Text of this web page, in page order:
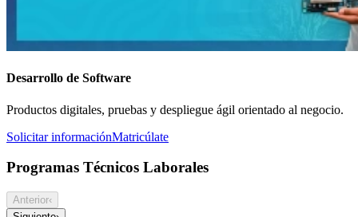
Desarrollo de Software
Productos digitales, pruebas y despliegue ágil orientado al negocio.
Solicitar informaciónMatricúlate
Programas Técnicos Laborales
Anterior‹